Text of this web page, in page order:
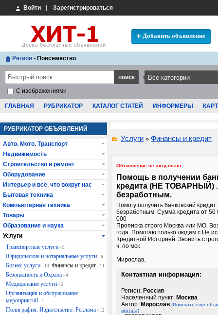
Войти Зарегистрироваться
Добавить объявление
Регион - Повсеместно
С изображениями
ГЛАВНАЯ РУБРИКАТОР КАТАЛОГ СТАТЕЙ ИНФОРМЕРЫ
Услуги » Финансы и кредит
Объявление не актуально
Помощь в получении
кредита (НЕ ТОВАРНЫЙ)
безработным.
Помогу получить банковский
безработным. Сумма кредита от 50
000
Прописка строго Москва или МО.
года. Помогаю только людям с Не
Кредитной Историей. Звонить
ч. по мск
Мирослав.
Контактная информация:
Регион: Россия
Населенный пункт: Москва
Автор: Мирослав (Поискать ещё
автора)
РУБРИКАТОР ОБЪЯВЛЕНИЙ
Авто. Мото. Транспорт
Недвижимость
Строительство и ремонт
Оборудование
Интерьер и всё, что вокруг нас
Бытовая техника
Компьютерная техника
Товары
Образование и наука
Услуги
Транспортные услуги - 9
Юридические и нотариальные услуги - 6
Бизнес услуги - 13 Финансы и кредит - 11
Безопасность и Охрана - 4
Медицинские услуги - 5
Организация и обслуживание
мероприятий - 1
Полиграфия. Издательство. Реклама - 12